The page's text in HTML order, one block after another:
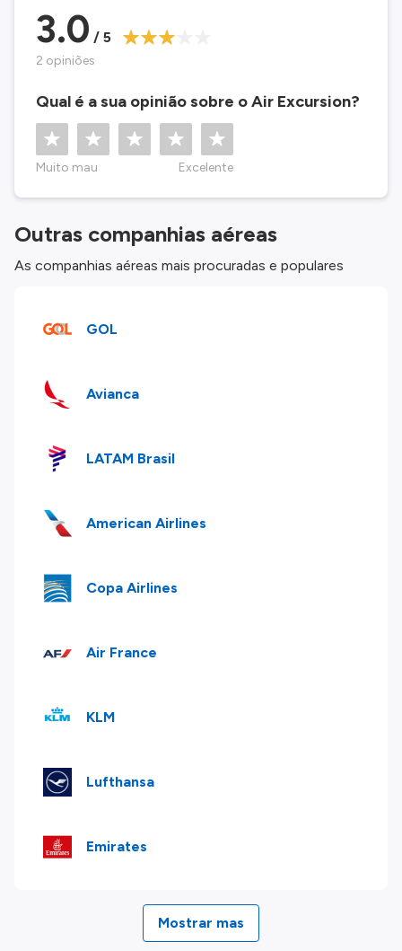
3.0 / 5
2 opiniões
Qual é a sua opinião sobre o Air Excursion?
Muito mau Excelente
Outras companhias aéreas
As companhias aéreas mais procuradas e populares
GOL
Avianca
LATAM Brasil
American Airlines
Copa Airlines
Air France
KLM
Lufthansa
Emirates
Mostrar mas